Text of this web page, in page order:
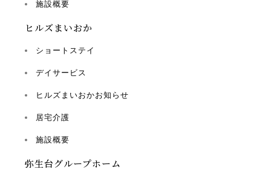
施設概要
ヒルズまいおか
ショートステイ
デイサービス
ヒルズまいおかお知らせ
居宅介護
施設概要
弥生台グループホーム